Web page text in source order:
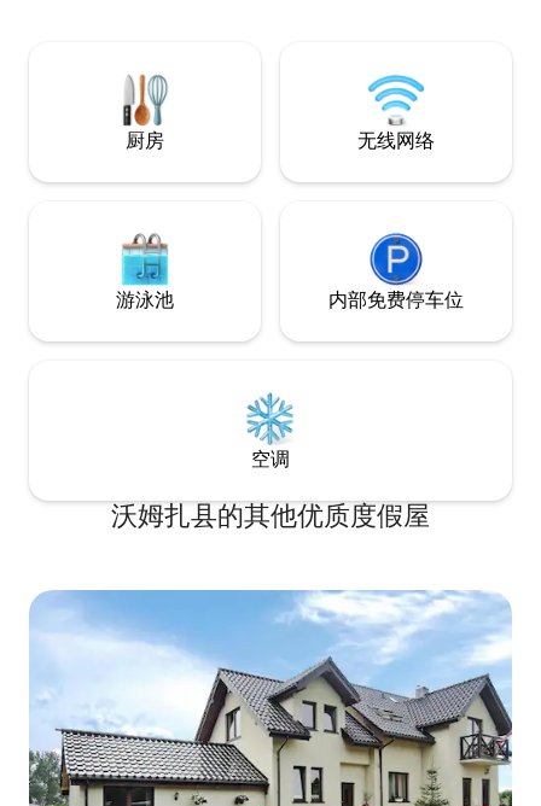
poszukiwaniu pięknych widoków
polecamy wschody i zachody słońca nad
rzeką Narew, tuż za działką ; )
厨房 无线网络
游泳池 内部免费停车位
空调
沃姆扎县的其他优质度假屋